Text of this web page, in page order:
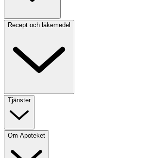
Recept och läkemedel
Tjänster
Om Apoteket